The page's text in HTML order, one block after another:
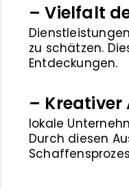
– Vielfalt
zu schätzen.
Entdeckungen.
– Kreativer
lokale
Durch diesen